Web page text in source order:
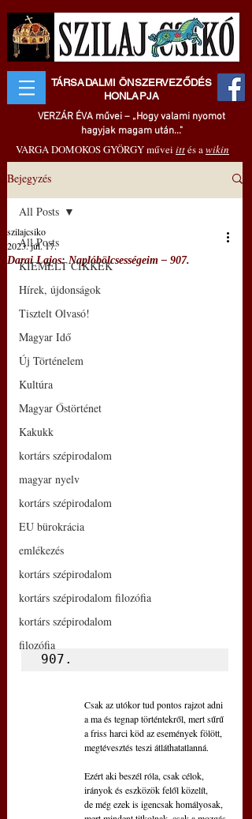
TÁRSADALMI ÖNSZERVEZŐDÉS
HONLAPJA
VERZÁR ÉVA művei – „Hogy valami nyomot
hagyjak magam után..."
VARGA DOMOKOS GYÖRGY művei ittés awikin
Bejegyzés
All Posts
KIEMELT CIKKEK
Hírek, újdonságok
Tisztelt Olvasó!
Magyar Idő
Új Történelem
Kultúra
Magyar Őstörténet
Kakukk
kortárs szépirodalom
magyar nyelv
kortárs szépirodalom
EU bürokrácia
emlékezés
kortárs szépirodalom
kortárs szépirodalom filozófia
kortárs szépirodalom
filozófia
All Posts
Darai Lajos: Naplóbölcsességeim – 907.
szilajcsiko
2023. júl. 17.
907.
Csak az utókor tud pontos rajzot adni
a ma és tegnap történtekről, mert sűrű
a friss harci köd az események fölött,
megtévesztés teszi átláthatatlanná.
Ezért aki beszél róla, csak célok,
irányok és eszközök felől közelít,
de még ezek is igencsak homályosak,